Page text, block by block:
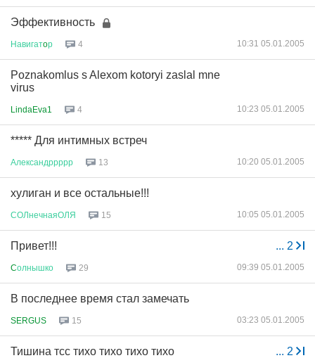
Эффективность
Навигатoр 4 10:31 05.01.2005
Poznakomlus s Alexom kotoryi zaslal mne
virus
LindaEva1 4 10:23 05.01.2005
***** Для интимных встреч
Александррррр 13 10:20 05.01.2005
хулиган и все остальные!!!
СОЛнечнаяОЛЯ 15 10:05 05.01.2005
... 2
Привет!!!
Cолнышко 29 09:39 05.01.2005
В последнее время стал замечать
SERGUS 15 03:23 05.01.2005
... 2
Тишина тсс тихо тихо тихо тихо